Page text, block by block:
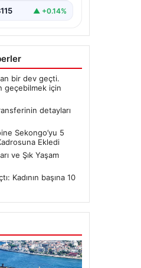
▲ +0.14%
bir dev geçti.
geçebilmek için
detayları
Sekongo’yu 5
Ekledi
ve Şık Yaşam
Kadının başına 10